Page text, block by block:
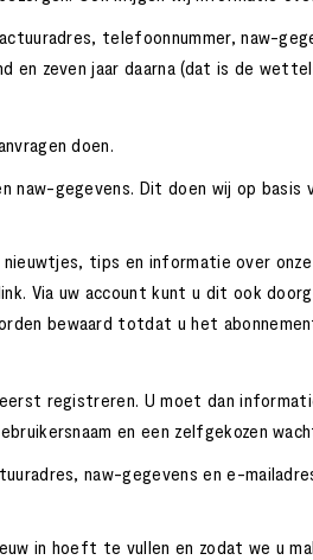
telefoonnummer, naw-
zeven jaar daarna (dat is de
doen.
naw-gegevens. Dit doen wij op
tips en informatie over
Via uw account kunt u dit ook
bewaard totdat u het
registreren. U moet dan
en een zelfgekozen
naw-gegevens en e-
in hoeft te vullen en zodat we u